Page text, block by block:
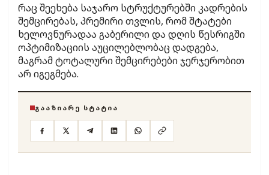
რაც შეეხება საჯარო სტრუქტურებში კადრების
შემცირებას, პრემირი თვლის, რომ შტატები
ხელოვნურადაა გაბერილი და დღის წესრიგში
ოპტიმიზაციის აუცილებლობაც დადგება,
მაგრამ ტოტალური შემცირებები ჯერჯერობით
არ იგეგმება.
ᲒᲐᲐᲖᲘᲐᲠᲔ ᲡᲢᲐᲢᲘᲐ